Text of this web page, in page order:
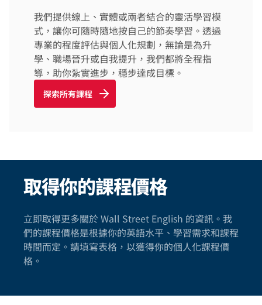
我們提供線上、實體或兩者結合的靈活學習模
式，讓你可隨時隨地按自己的節奏學習。透過
專業的程度評估與個人化規劃，無論是為升
學、職場晉升或自我提升，我們都將全程指
導，助你紮實進步，穩步達成目標。
探索所有課程
取得你的課程價格
立即取得更多關於 Wall Street English 的資訊。我
們的課程價格是根據你的英語水平、學習需求和課程
時間而定。請填寫表格，以獲得你的個人化課程價
格。